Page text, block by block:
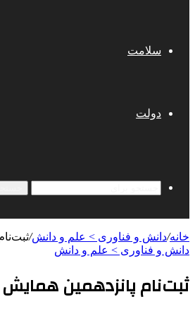
سلامت
دولت
خانه/دانش و فناوری > علم و دانش/
دانش و فناوری > علم و دانش
ثبت‌نام پانزدهمین